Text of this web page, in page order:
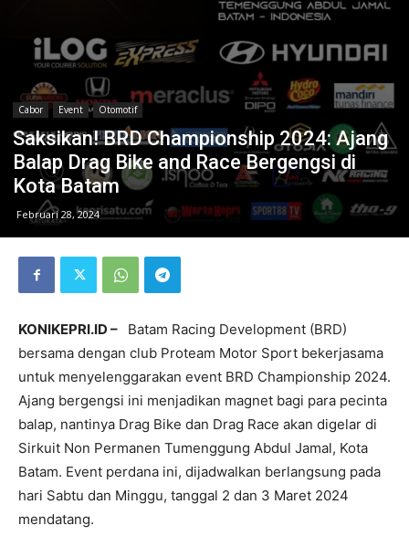
Cabor Event Otomotif
Saksikan! BRD Championship 2024: Ajang
Balap Drag Bike and Race Bergengsi di
Kota Batam
Februari 28, 2024
KONIKEPRI.ID –
Batam Racing Development (BRD)
bersama dengan club Proteam Motor Sport bekerjasama
untuk menyelenggarakan event BRD Championship 2024.
Ajang bergengsi ini menjadikan magnet bagi para pecinta
balap, nantinya Drag Bike dan Drag Race akan digelar di
Sirkuit Non Permanen Tumenggung Abdul Jamal, Kota
Batam. Event perdana ini, dijadwalkan berlangsung pada
hari Sabtu dan Minggu, tanggal 2 dan 3 Maret 2024
mendatang.